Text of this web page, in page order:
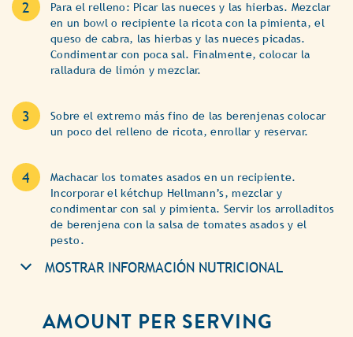
Para el relleno: Picar las nueces y las hierbas. Mezclar
en un bowl o recipiente la ricota con la pimienta, el
queso de cabra, las hierbas y las nueces picadas.
Condimentar con poca sal. Finalmente, colocar la
ralladura de limón y mezclar.
Sobre el extremo más fino de las berenjenas colocar
un poco del relleno de ricota, enrollar y reservar.
Machacar los tomates asados en un recipiente.
Incorporar el kétchup Hellmann’s, mezclar y
condimentar con sal y pimienta. Servir los arrolladitos
de berenjena con la salsa de tomates asados y el
pesto.
MOSTRAR INFORMACIÓN NUTRICIONAL
AMOUNT PER SERVING